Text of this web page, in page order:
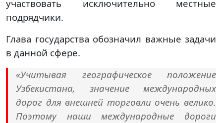
участвовать исключительно местные
подрядчики.
Глава государства обозначил важные задачи
в данной сфере.
«Учитывая географическое положение
Узбекистана, значение международных
дорог для внешней торговли очень велико.
Поэтому наши международные дороги